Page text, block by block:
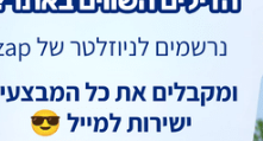
219
- 149
Pitoys